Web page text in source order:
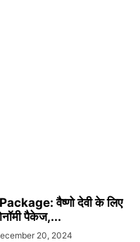
वैष्‍णो देवी के लिए
पैकेज,...
20, 2024